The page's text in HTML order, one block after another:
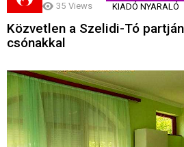
35 Views KIADÓ NYARALÓ
Közvetlen a Szelidi-Tó
csónakkal